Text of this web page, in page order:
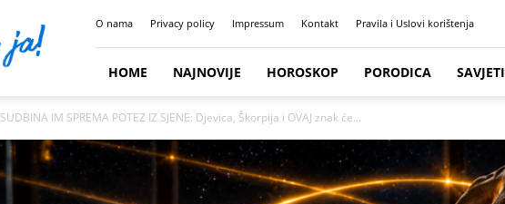
O nama Privacy policy Impressum Kontakt Pravila i Uslovi korištenja
HOME NAJNOVIJE HOROSKOP PORODICA SAVJETI
SUDBINA IM SPREMA POTEZ IZ SJENE: Djevica, Škorpija i OVAJ znak će...